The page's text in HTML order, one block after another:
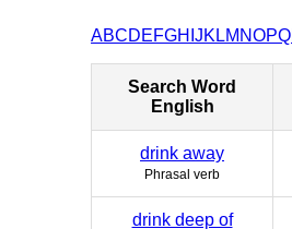
ABCDEFGH JK LM NOPQ
Search Word
English
drink away
Phrasal verb
drink deep of